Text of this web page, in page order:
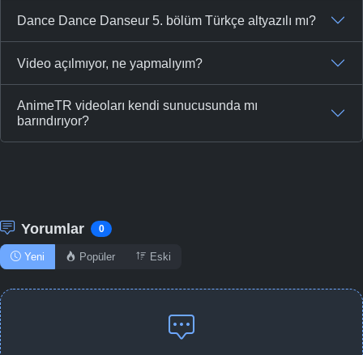
Dance Dance Danseur 5. bölüm Türkçe altyazılı mı?
Video açılmıyor, ne yapmalıyım?
AnimeTR videoları kendi sunucusunda mı
barındırıyor?
Yorumlar 0
Yeni Popüler Eski